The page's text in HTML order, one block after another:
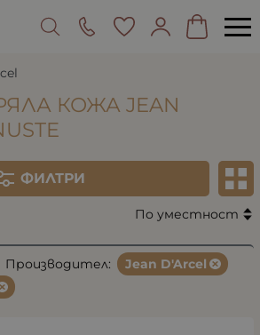
КОЖА JEAN
ФИЛТРИ
По уместност
Производител:
Jean D'Arcel